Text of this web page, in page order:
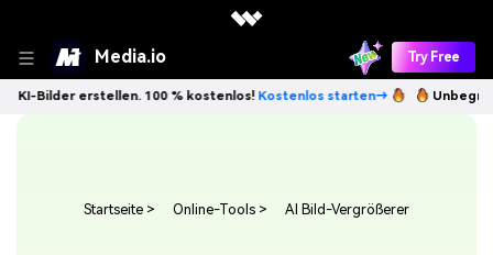
Media.io Try Free
erstellen. 100 % kostenlos! Kostenlos starten→ Unbegrenzt KI-
Startseite > Online-Tools > AI Bild-Vergrößerer